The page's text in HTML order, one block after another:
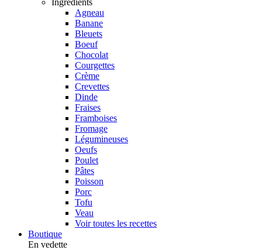
Ingrédients
Agneau
Banane
Bleuets
Boeuf
Chocolat
Courgettes
Crème
Crevettes
Dinde
Fraises
Framboises
Fromage
Légumineuses
Oeufs
Poulet
Pâtes
Poisson
Porc
Tofu
Veau
Voir toutes les recettes
Boutique
En vedette